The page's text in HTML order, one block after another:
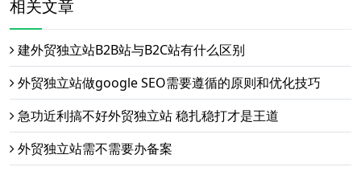
相关文章
建外贸独立站B2B站与B2C站有什么区别
外贸独立站做google SEO需要遵循的原则和优化技巧
急功近利搞不好外贸独立站 稳扎稳打才是王道
外贸独立站需不需要办备案